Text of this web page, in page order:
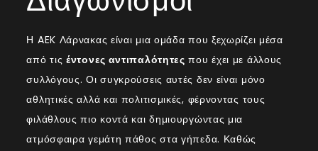
Η AEK Λάρνακας είναι μια ομάδα που ξεχωρίζει μέσα
από τιςέντονες αντιπαλότητες που έχει με άλλους
συλλόγους. Οι συγκρούσεις αυτές δεν είναι μόνο
αθλητικές αλλά και πολιτισμικές, φέρνοντας τους
φιλάθλους πιο κοντά και δημιουργώντας μια
ατμόσφαιρα γεμάτη πάθος στα γήπεδα. Καθώς